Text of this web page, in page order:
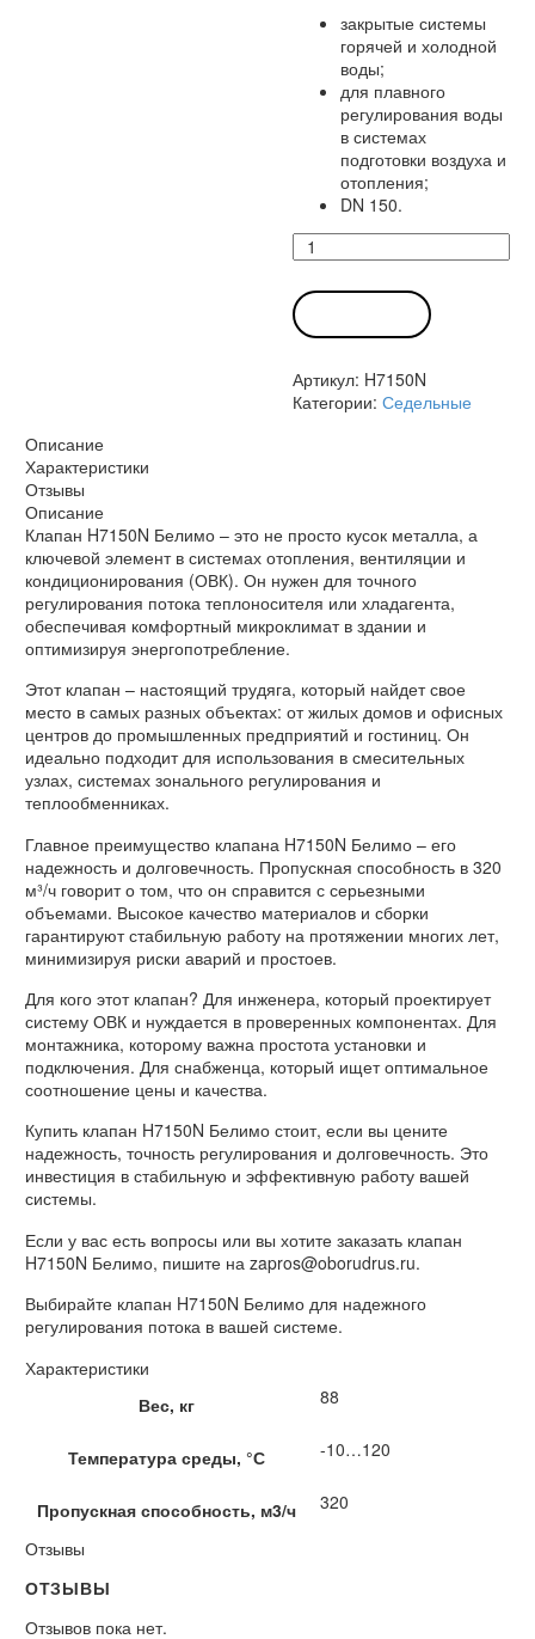
закрытые системы
горячей и холодной
воды;
для плавного
регулирования воды
в системах
подготовки воздуха и
отопления;
DN 150.
Количество
товара
Клапан
H7150N
Белимо
Артикул: H7150N
Категории: Седельные
Описание
Характеристики
Отзывы
Описание
Клапан H7150N Белимо – это не просто кусок металла, а
ключевой элемент в системах отопления, вентиляции и
кондиционирования (ОВК). Он нужен для точного
регулирования потока теплоносителя или хладагента,
обеспечивая комфортный микроклимат в здании и
оптимизируя энергопотребление.
Этот клапан – настоящий трудяга, который найдет свое
место в самых разных объектах: от жилых домов и офисных
центров до промышленных предприятий и гостиниц. Он
идеально подходит для использования в смесительных
узлах, системах зонального регулирования и
теплообменниках.
Главное преимущество клапана H7150N Белимо – его
надежность и долговечность. Пропускная способность в 320
м³/ч говорит о том, что он справится с серьезными
объемами. Высокое качество материалов и сборки
гарантируют стабильную работу на протяжении многих лет,
минимизируя риски аварий и простоев.
Для кого этот клапан? Для инженера, который проектирует
систему ОВК и нуждается в проверенных компонентах. Для
монтажника, которому важна простота установки и
подключения. Для снабженца, который ищет оптимальное
соотношение цены и качества.
Купить клапан H7150N Белимо стоит, если вы цените
надежность, точность регулирования и долговечность. Это
инвестиция в стабильную и эффективную работу вашей
системы.
Если у вас есть вопросы или вы хотите заказать клапан
H7150N Белимо, пишите на zapros@oborudrus.ru.
Выбирайте клапан H7150N Белимо для надежного
регулирования потока в вашей системе.
Характеристики
Вес, кг
88
Температура среды, °С -10…120
Пропускная способность, м3/ч
320
Отзывы
ОТЗЫВЫ
Отзывов пока нет.